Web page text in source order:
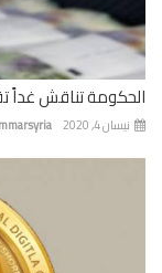
تناقش غداً
emmarsyria 4, 2020